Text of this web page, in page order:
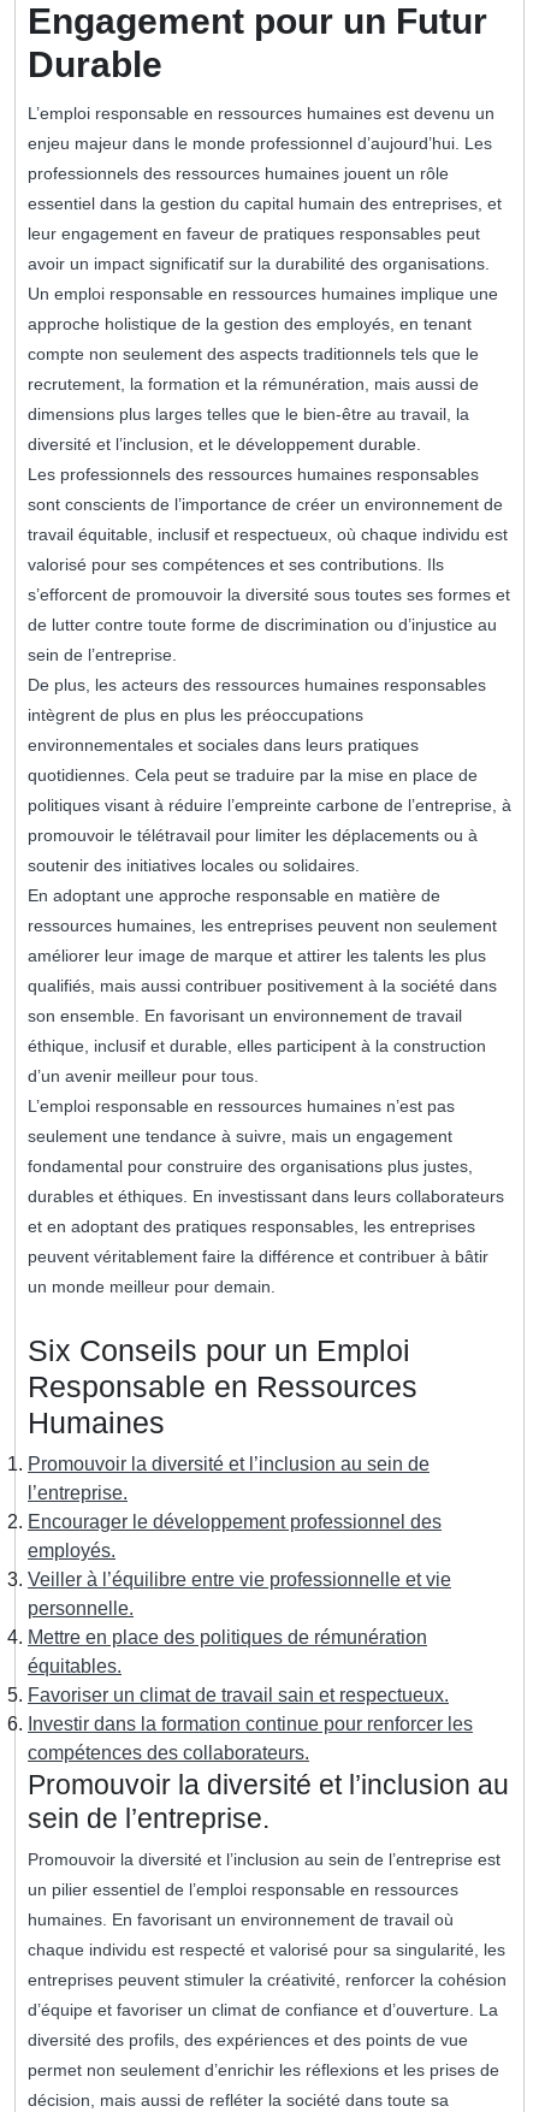
Engagement pour un Futur
Durable
L’emploi responsable en ressources humaines est devenu un
enjeu majeur dans le monde professionnel d’aujourd’hui. Les
professionnels des ressources humaines jouent un rôle
essentiel dans la gestion du capital humain des entreprises, et
leur engagement en faveur de pratiques responsables peut
avoir un impact significatif sur la durabilité des organisations.
Un emploi responsable en ressources humaines implique une
approche holistique de la gestion des employés, en tenant
compte non seulement des aspects traditionnels tels que le
recrutement, la formation et la rémunération, mais aussi de
dimensions plus larges telles que le bien-être au travail, la
diversité et l’inclusion, et le développement durable.
Les professionnels des ressources humaines responsables
sont conscients de l’importance de créer un environnement de
travail équitable, inclusif et respectueux, où chaque individu est
valorisé pour ses compétences et ses contributions. Ils
s’efforcent de promouvoir la diversité sous toutes ses formes et
de lutter contre toute forme de discrimination ou d’injustice au
sein de l’entreprise.
De plus, les acteurs des ressources humaines responsables
intègrent de plus en plus les préoccupations
environnementales et sociales dans leurs pratiques
quotidiennes. Cela peut se traduire par la mise en place de
politiques visant à réduire l’empreinte carbone de l’entreprise, à
promouvoir le télétravail pour limiter les déplacements ou à
soutenir des initiatives locales ou solidaires.
En adoptant une approche responsable en matière de
ressources humaines, les entreprises peuvent non seulement
améliorer leur image de marque et attirer les talents les plus
qualifiés, mais aussi contribuer positivement à la société dans
son ensemble. En favorisant un environnement de travail
éthique, inclusif et durable, elles participent à la construction
d’un avenir meilleur pour tous.
L’emploi responsable en ressources humaines n’est pas
seulement une tendance à suivre, mais un engagement
fondamental pour construire des organisations plus justes,
durables et éthiques. En investissant dans leurs collaborateurs
et en adoptant des pratiques responsables, les entreprises
peuvent véritablement faire la différence et contribuer à bâtir
un monde meilleur pour demain.
Six Conseils pour un Emploi
Responsable en Ressources
Humaines
Promouvoir la diversité et l’inclusion au sein de
l’entreprise.
Encourager le développement professionnel des
employés.
Veiller à l’équilibre entre vie professionnelle et vie
personnelle.
Mettre en place des politiques de rémunération
équitables.
Favoriser un climat de travail sain et respectueux.
Investir dans la formation continue pour renforcer les
compétences des collaborateurs.
Promouvoir la diversité et l’inclusion au
sein de l’entreprise.
Promouvoir la diversité et l’inclusion au sein de l’entreprise est
un pilier essentiel de l’emploi responsable en ressources
humaines. En favorisant un environnement de travail où
chaque individu est respecté et valorisé pour sa singularité, les
entreprises peuvent stimuler la créativité, renforcer la cohésion
d’équipe et favoriser un climat de confiance et d’ouverture. La
diversité des profils, des expériences et des points de vue
permet non seulement d’enrichir les réflexions et les prises de
décision, mais aussi de refléter la société dans toute sa